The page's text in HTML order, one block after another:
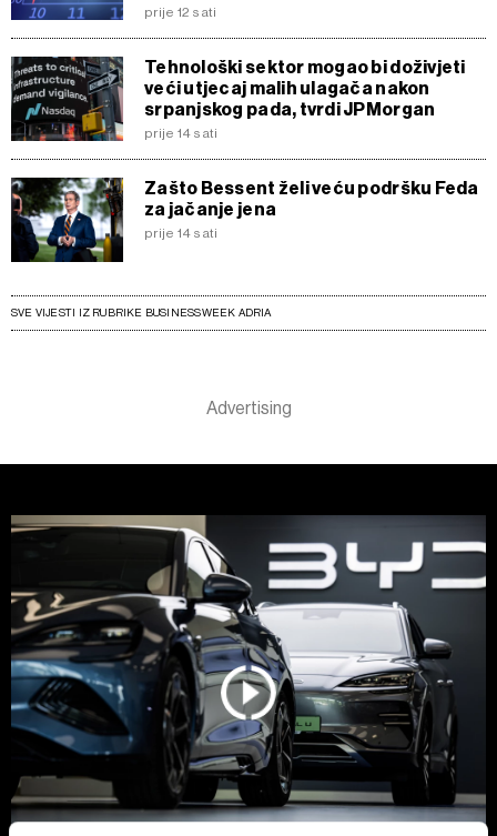
prije 12 sati
Tehnološki sektor mogao bi doživjeti
veći utjecaj malih ulagača nakon
srpanjskog pada, tvrdi JPMorgan
prije 14 sati
Zašto Bessent želi veću podršku Feda
za jačanje jena
prije 14 sati
SVE VIJESTI IZ RUBRIKE BUSINESSWEEK ADRIA